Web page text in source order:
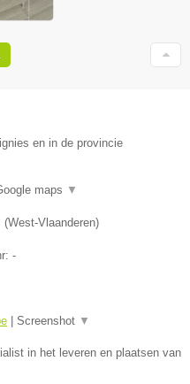
en in de provincie
maps ▼
(West-Vlaanderen)
-
Screenshot ▼
in het leveren en plaatsen van